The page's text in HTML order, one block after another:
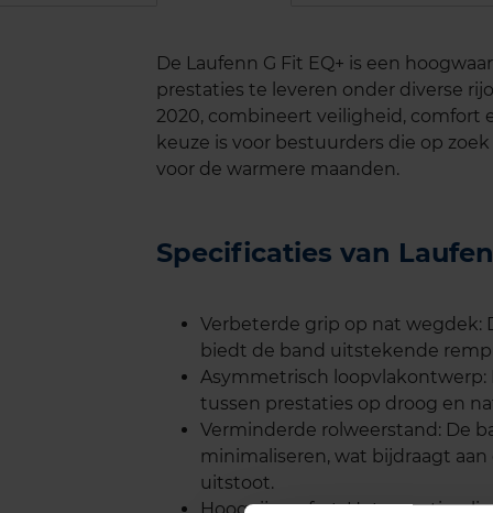
De Laufenn G Fit EQ+ is een
prestaties te leveren onder diverse
2020, combineert veiligheid, comfort
keuze is voor bestuurders die op
voor de warmere maanden.
Specificaties van
Verbeterde grip op nat wegdek:
biedt de band uitstekende
Asymmetrisch
tussen prestaties op droog en
Verminderde rolweerstand: De
minimaliseren, wat bijdraagt
uitstoot.